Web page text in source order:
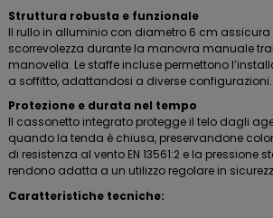
Struttura robusta e funzionale
Il rullo in alluminio con diametro 6 cm
scorrevolezza durante la manovra manuale
manovella. Le staffe incluse permettono
a soffitto, adattandosi a diverse configurazioni.
Protezione e durata nel tempo
Il cassonetto integrato protegge il telo dagli
quando la tenda è chiusa, preservandone
di resistenza al vento EN 13561:2 e la pressione
rendono adatta a un utilizzo regolare in
Caratteristiche tecniche: